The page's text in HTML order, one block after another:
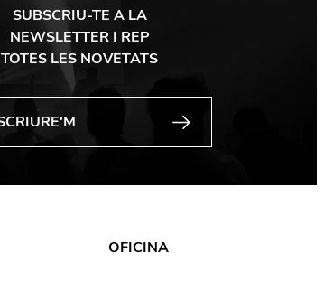
SUBSCRIU-TE A LA
NEWSLETTER I REP
TOTES LES NOVETATS
OFICINA